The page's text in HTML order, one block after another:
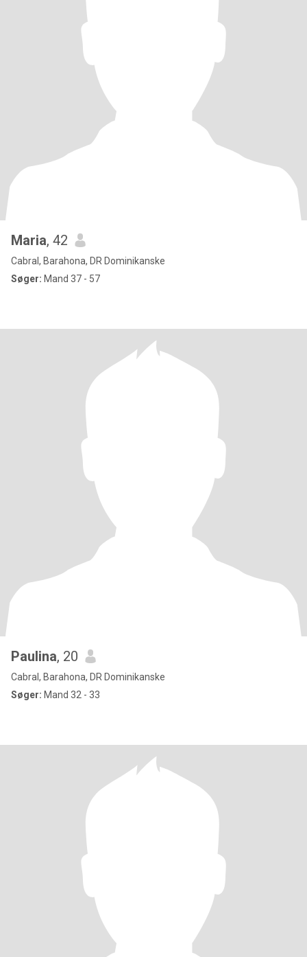
Maria, 42
Cabral, Barahona, DR Dominikanske
Søger: Mand 37 - 57
Paulina, 20
Cabral, Barahona, DR Dominikanske
Søger: Mand 32 - 33